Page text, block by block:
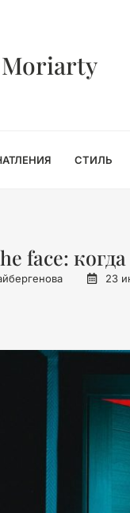
Moriarty
СТИЛЬ
face:
23